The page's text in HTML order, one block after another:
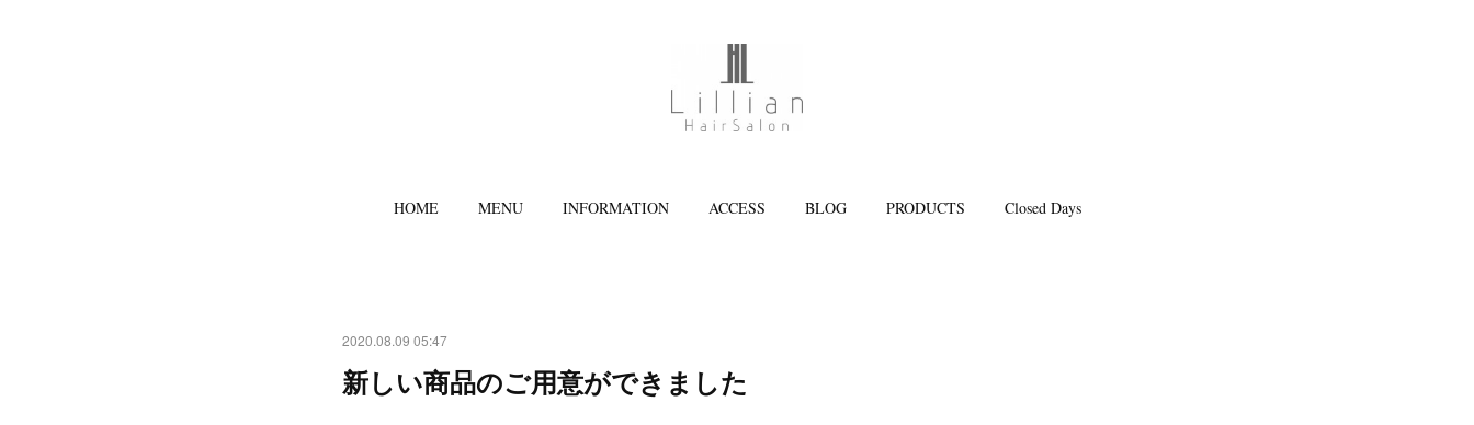
HOME MENU INFORMATION ACCESS BLOG PRODUCTS Closed Days
2020.08.09 05:47
新しい商品のご用意ができました